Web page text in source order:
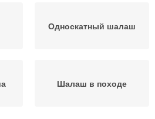
Односкатный шалаш
Шалаш в походе